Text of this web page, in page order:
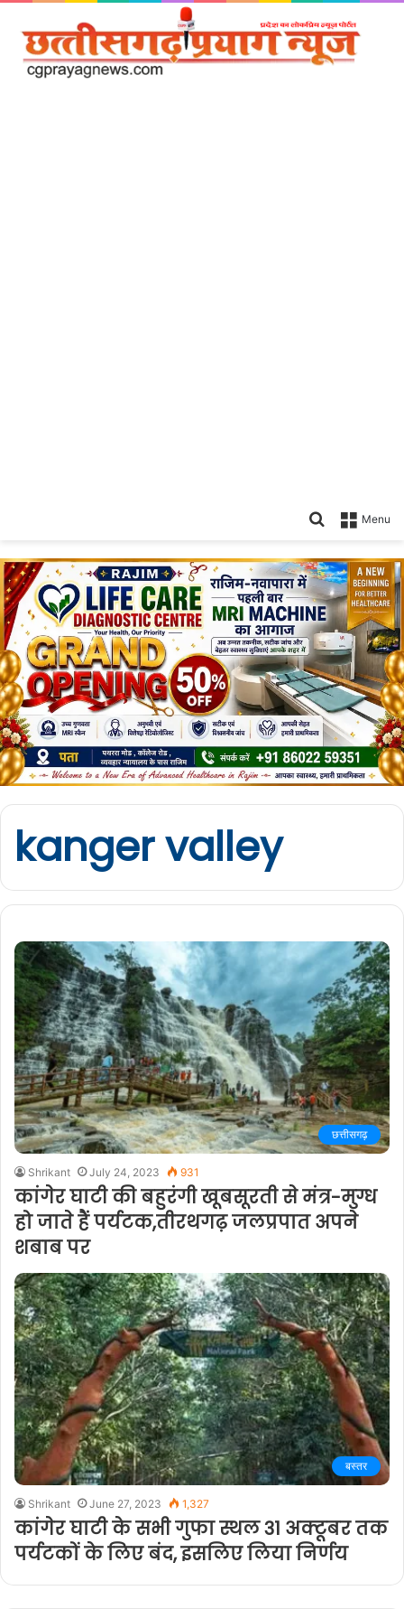
Menu
Search
kanger valley
छत्तीसगढ़
Shrikant July 24, 2023 931
कांगेर घाटी की बहुरंगी खूबसूरती से मंत्र-मुग्ध
हो जाते हैं पर्यटक,तीरथगढ़ जलप्रपात अपने
शबाब पर
बस्तर
Shrikant June 27, 2023 1,327
कांगेर घाटी के सभी गुफा स्थल 31 अक्टूबर तक
पर्यटकों के लिए बंद, इसलिए लिया निर्णय